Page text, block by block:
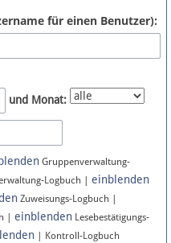
für einen Benutzer):
und Monat:
Gruppenverwaltung-
Logbuch | einblenden
Zuweisungs-Logbuch |
| einblenden Lesebestätigungs-
| Kontroll-Logbuch